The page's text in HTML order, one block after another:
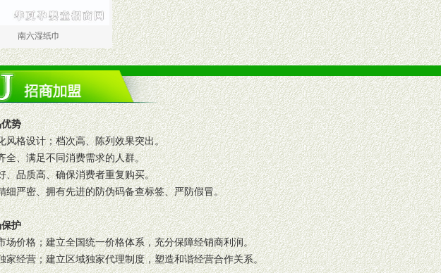
南六湿纸巾
势
风格设计；档次高、陈列效果突出。
全、满足不同消费需求的人群。
、品质高、确保消费者重复购买。
细严密、拥有先进的防伪码备查标签、严防假冒。
护
场价格；建立全国统一价格体系，充分保障经销商利润。
家经营；建立区域独家代理制度，塑造和谐经营合作关系。